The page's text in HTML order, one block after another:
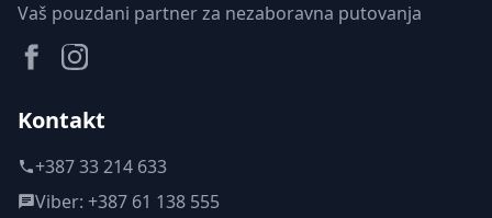
Vaš pouzdani partner za nezaboravna putovanja
FacebookInstagram
Kontakt
+387 33 214 633
Viber: +387 61 138 555